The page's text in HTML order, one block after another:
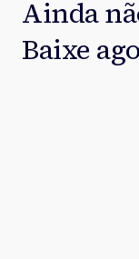
Ainda
Baixe